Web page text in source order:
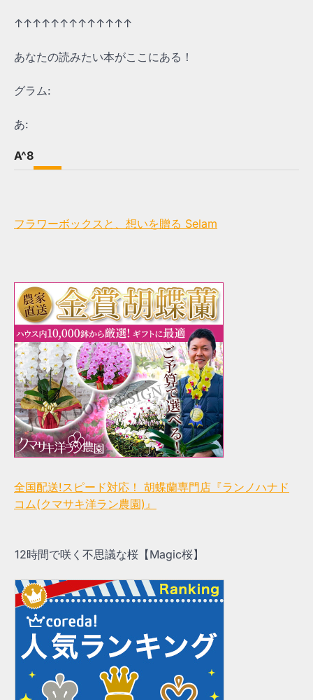
↑↑↑↑↑↑↑↑↑↑↑↑↑
あなたの読みたい本がここにある！
グラム:
あ:
A^8
フラワーボックスと、想いを贈る Selam
全国配送!スピード対応！ 胡蝶蘭専門店『ランノハナド
コム(クマサキ洋ラン農園)』
12時間で咲く不思議な桜【Magic桜】